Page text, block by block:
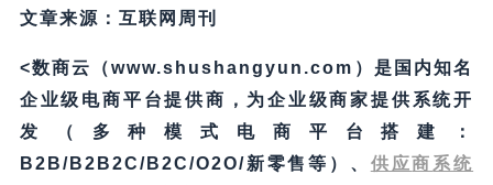
文章来源：互联网周刊
<数商云（www.shushangyun.com）是国内知名
企业级电商平台提供商，为企业级商家提供系统开
发（多种模式电商平台搭建：
B2B/B2B2C/B2C/O2O/新零售等）、 供应商 系统